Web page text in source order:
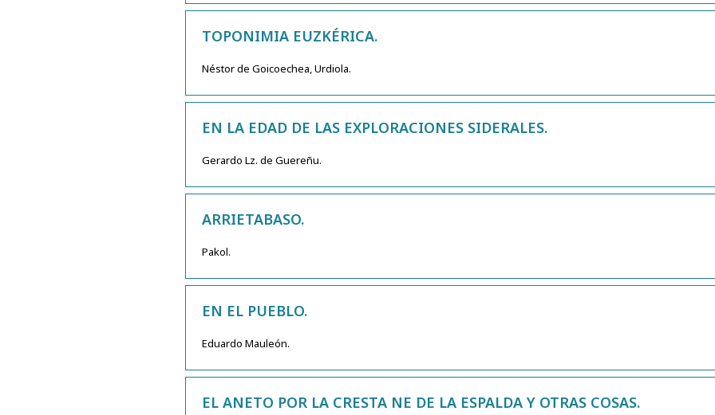
TOPONIMIA EUZKÉRICA.
Néstor de Goicoechea, Urdiola.
EN LA EDAD DE LAS EXPLORACIONES SIDERALES.
Gerardo Lz. de Guereñu.
ARRIETABASO.
Pakol.
EN EL PUEBLO.
Eduardo Mauleón.
EL ANETO POR LA CRESTA NE DE LA ESPALDA Y OTRAS COSAS.